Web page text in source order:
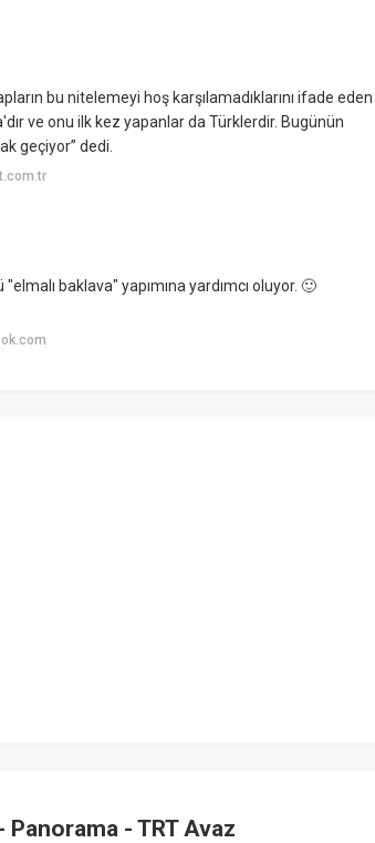
bu nitelemeyi hoş karşılamadıklarını ifade eden
ve onu ilk kez yapanlar da Türklerdir. Bugünün
geçiyor” dedi.
baklava" yapımına yardımcı oluyor. 🙂
- TRT Avaz